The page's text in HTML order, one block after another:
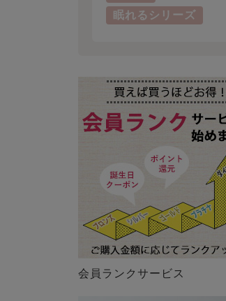
眠れるシリーズ
会員ランクサービス